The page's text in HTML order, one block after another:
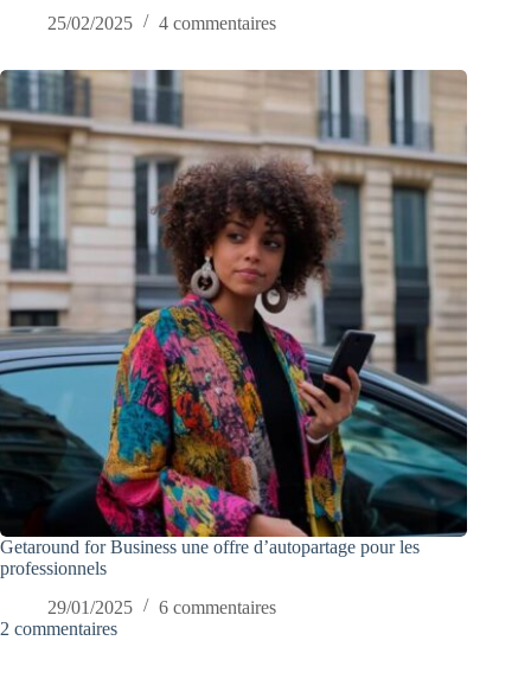
25/02/2025
4 commentaires
Getaround for Business une offre d’autopartage pour les
professionnels
29/01/2025
6 commentaires
2 commentaires